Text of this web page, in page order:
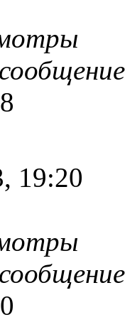
19:20